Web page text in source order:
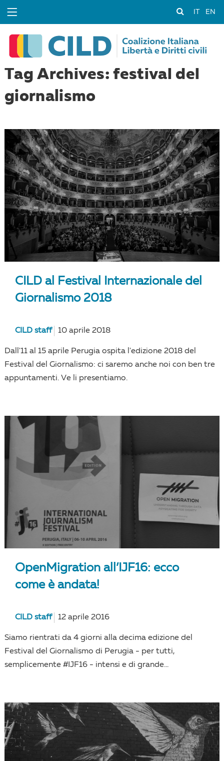
EN
Tag Archives: festival del
giornalismo
CILD al Festival Internazionale del
Giornalismo 2018
CILD staff 10 aprile 2018
Dall'11 al 15 aprile Perugia ospita l'edizione 2018 del
Festival del Giornalismo: ci saremo anche noi con ben tre
appuntamenti. Ve li presentiamo.
OpenMigration all’IJF16: ecco
come è andata!
CILD staff 12 aprile 2016
Siamo rientrati da 4 giorni alla decima edizione del
Festival del Giornalismo di Perugia - per tutti,
semplicemente #IJF16 - intensi e di grande...